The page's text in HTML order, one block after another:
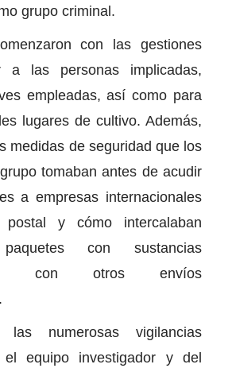
grupo criminal.
con las gestiones
a las personas implicadas,
empleadas, así como para
lugares de cultivo. Además,
medidas de seguridad que los
tomaban antes de acudir
a empresas internacionales
postal y cómo intercalaban
con sustancias
con otros envíos
numerosas vigilancias
el equipo investigador y del